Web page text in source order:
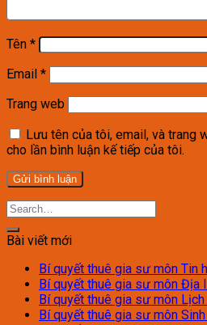
Tên *
Email *
Trang web
Lưu tên của tôi, email, và trang
cho lần bình luận kế tiếp của tôi.
Bài viết mới
Bí quyết thuê gia sư môn Tin
Bí quyết thuê gia sư môn Địa
Bí quyết thuê gia sư môn
Bí quyết thuê gia sư môn